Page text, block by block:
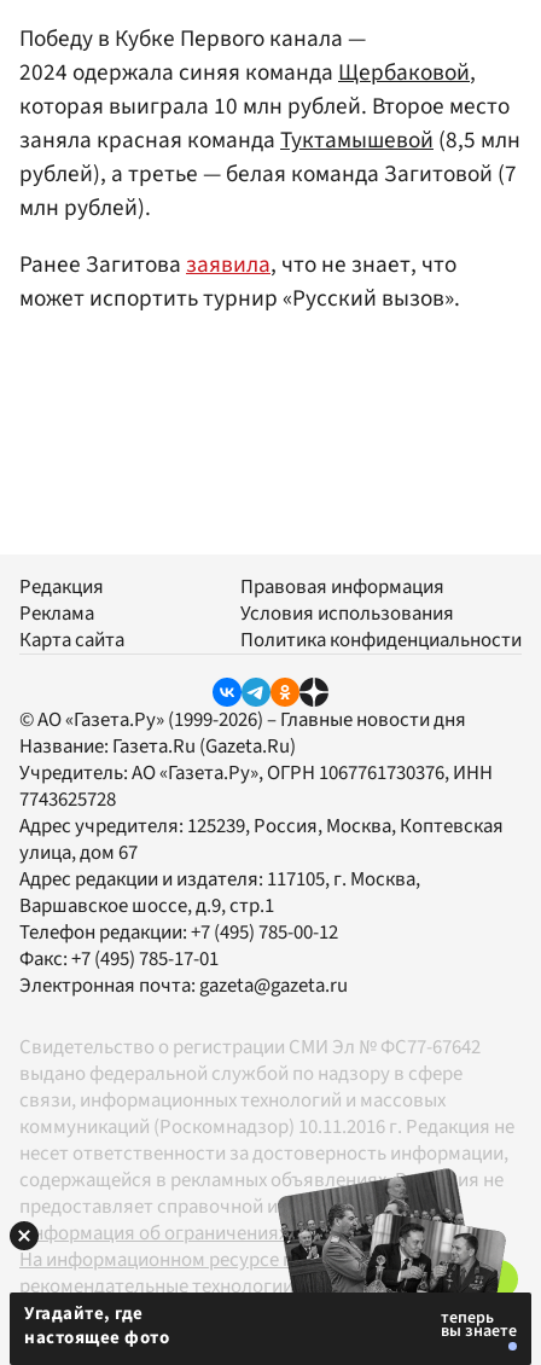
Победу в Кубке Первого канала —
2024 одержала синяя командаЩербаковой,
которая выиграла 10 млн рублей. Второе место
заняла красная командаТуктамышевой(8,5 млн
рублей), а третье — белая команда Загитовой (7
млн рублей).
Ранее Загитовазаявила, что не знает, что
может испортить турнир «Русский вызов».
Редакция
Реклама
Карта сайта
Правовая информация
Условия использования
Политика конфиденциальности
© АО «Газета.Ру» (1999-2026) – Главные новости дня
Название: Газета.Ru (Gazeta.Ru)
Учредитель:АО «Газета.Ру», ОГРН 1067761730376, ИНН
7743625728
Адрес учредителя: 125239, Россия, Москва, Коптевская
улица, дом 67
Адрес редакции и издателя: 117105, г. Москва,
Варшавское шоссе, д.9, стр.1
Телефон редакции:+7 (495) 785-00-12
Факс:+7 (495) 785-17-01
Электронная почта:gazeta@gazeta.ru
Свидетельство о регистрации СМИ Эл № ФС77-67642
выдано федеральной службой по надзору в сфере
связи, информационных технологий и массовых
коммуникаций (Роскомнадзор) 10.11.2016 г. Редакция не
несет ответственности за достоверность информации,
содержащейся в рекламных объявлениях. Редакция не
предоставляет справочной информации.
Информация об ограничениях
На информационном ресурсе применяются
рекомендательные технологии в соответствии с
Правилами
Угадайте, где
настоящее фото